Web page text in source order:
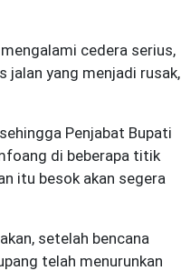
cedera serius,
jalan yang menjadi rusak,
Penjabat Bupati
di beberapa titik
itu besok akan segera
setelah bencana
telah menurunkan